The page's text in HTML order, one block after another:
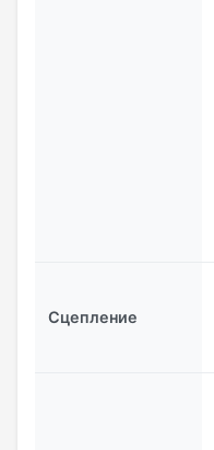
Сцепление